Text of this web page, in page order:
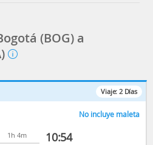
(BOG) a
Viaje: 2 Días
No incluye maleta
1h 4m
10:54